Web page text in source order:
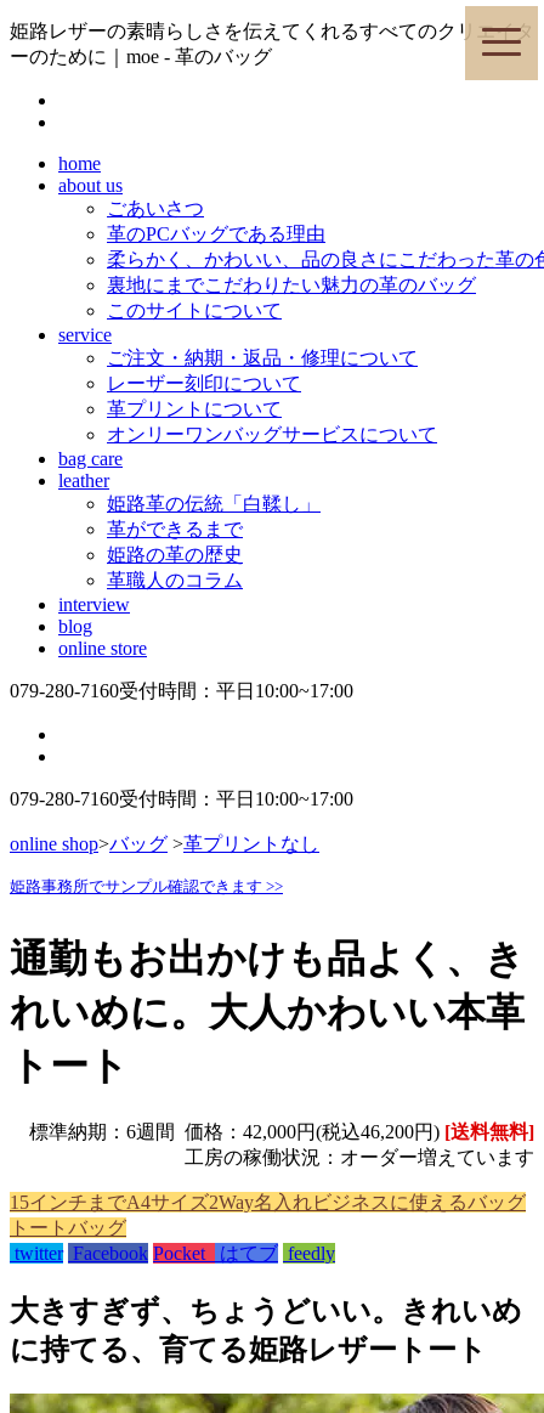
toggle
姫路レザーの素晴らしさを伝えてくれるすべてのクリエイタ
ーのために｜moe - 革のバッグ
home
about us
ごあいさつ
革のPCバッグである理由
柔らかく、かわいい、品の良さにこだわった革の
裏地にまでこだわりたい魅力の革のバッグ
このサイトについて
service
ご注文・納期・返品・修理について
レーザー刻印について
革プリントについて
オンリーワンバッグサービスについて
bag care
leather
姫路革の伝統「白鞣し」
革ができるまで
姫路の革の歴史
革職人のコラム
interview
blog
online store
079-280-7160受付時間：平日10:00~17:00
079-280-7160受付時間：平日10:00~17:00
online shop>バッグ >革プリントなし
姫路事務所でサンプル確認できます >>
通勤もお出かけも品よく、き
れいめに。大人かわいい本革
トート
価格：42,000円(税込46,200円) [送料無料]
標準納期：6週間
工房の稼働状況：オーダー増えています
15インチまでA4サイズ2Way名入れビジネスに使えるバッグ
トートバッグ
twitter Facebook Pocket はてブ feedly
大きすぎず、ちょうどいい。きれいめ
に持てる、育てる姫路レザートート